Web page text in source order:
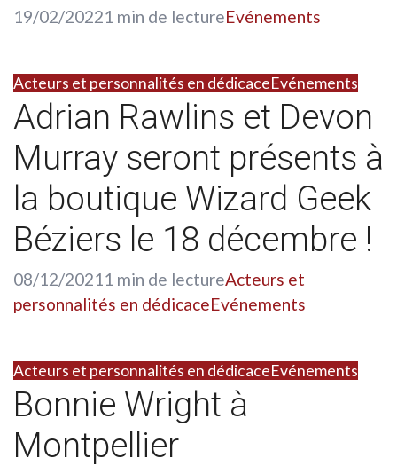
19/02/20221 min de lectureEvénements
Acteurs et personnalités en dédicaceEvénements
Adrian Rawlins et Devon
Murray seront présents à
la boutique Wizard Geek
Béziers le 18 décembre !
08/12/20211 min de lectureActeurs et
personnalités en dédicaceEvénements
Acteurs et personnalités en dédicaceEvénements
Bonnie Wright à
Montpellier